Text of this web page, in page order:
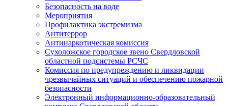
Безопасность на воде
Мероприятия
Профилактика экстремизма
Антитеррор
Антинаркотическая комиссия
Сухоложское городское звено Свердловской
областной подсистемы РСЧС
Комиссия по предупреждению и ликвидации
чрезвычайных ситуаций и обеспечению пожарной
безопасности
Электронный информационно-образовательный